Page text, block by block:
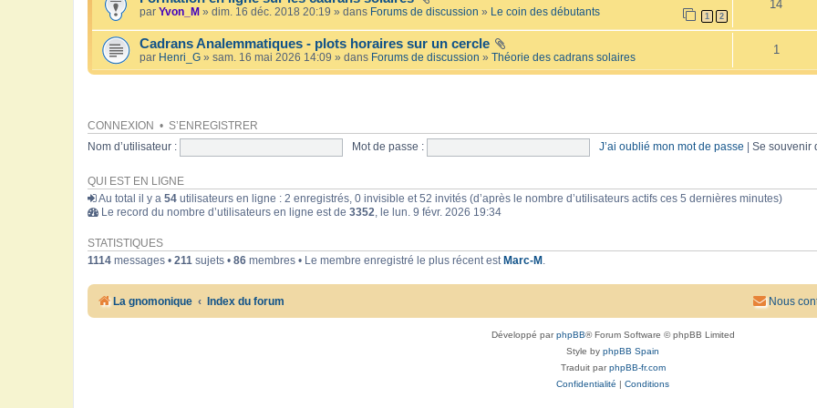
i
l
e
l
a
i
s
1 2
par Yvon_M » dim. 16 déc. 2018 20:19 » dans Forums de discussion » Le coin des débutants
14
Cadrans Analemmatiques - plots horaires sur un cercle
par Henri_G » sam. 16 mai 2026 14:09 » dans Forums de discussion » Théorie des cadrans solaires
1
CONNEXION • S’ENREGISTRER
Nom d’utilisateur : Mot de passe : J’ai oublié mon mot de passe Se souvenir
QUI EST EN LIGNE
Au total il y a 54 utilisateurs en ligne : 2 enregistrés, 0 invisible et 52 invités (d’après le nombre d’utilisateurs actifs ces 5 dernières minutes)
Le record du nombre d’utilisateurs en ligne est de 3352 , le lun. 9 févr. 2026 19:34
STATISTIQUES
1114 messages • 211 sujets • 86 membres • Le membre enregistré le plus récent est Marc-M
La gnomonique Index du forum Nous
Développé parphpBB® Forum Software © phpBB Limited
Style by phpBB Spain
Traduit parphpBB-fr.com
Confidentialité | Conditions